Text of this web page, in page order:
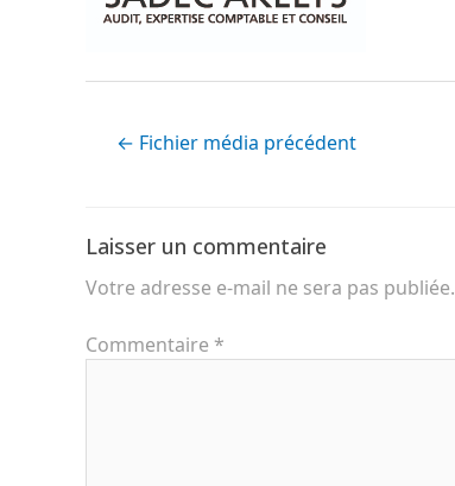
← Fichier média précédent
Laisser un commentaire
Votre adresse e-mail ne sera pas publiée.
Commentaire *